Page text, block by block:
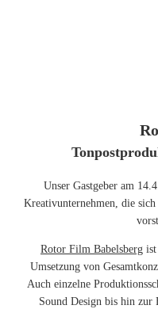
Unser Gastgeber am
Kreativunternehmen, die
Rotor Film Babelsberg
Umsetzung von
Auch einzelne
Sound Design bis hin zur